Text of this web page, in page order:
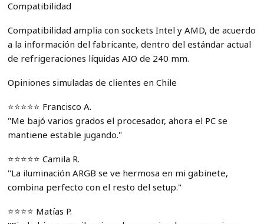
Compatibilidad
Compatibilidad amplia con sockets Intel y AMD, de acuerdo
a la información del fabricante, dentro del estándar actual
de refrigeraciones líquidas AIO de 240 mm.
Opiniones simuladas de clientes en Chile
⭐️⭐️⭐️⭐️⭐️ Francisco A.
"Me bajó varios grados el procesador, ahora el PC se
mantiene estable jugando."
⭐️⭐️⭐️⭐️⭐️ Camila R.
"La iluminación ARGB se ve hermosa en mi gabinete,
combina perfecto con el resto del setup."
⭐️⭐️⭐️⭐️ Matías P.